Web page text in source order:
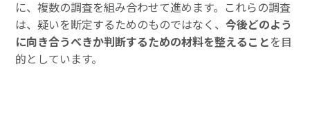
に、複数の調査を組み合わせて進めます。これらの調査
は、疑いを断定するためのものではなく、今後どのよう
に向き合うべきか判断するための材料を整えることを目
的としています。